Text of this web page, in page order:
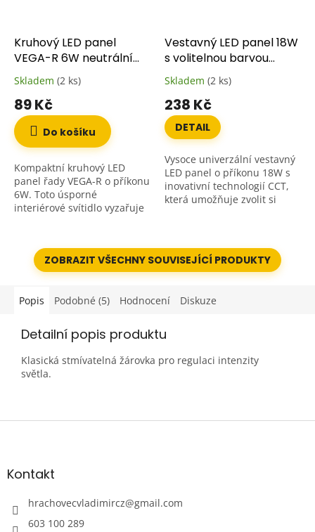
Kruhový LED panel
VEGA-R 6W neutrální
bílá
Skladem (2 ks)
89 Kč
Do košíku
Kompaktní kruhový LED
panel řady VEGA-R o příkonu
6W. Toto úsporné
interiérové svítidlo vyzařuje
4000K), které věrně...
Vestavný LED panel 18W
s volitelnou barvou
světla CCT (3000K /
4000K / 6500K)
Skladem (2 ks)
238 Kč
DETAIL
Vysoce univerzální vestavný
LED panel o příkonu 18W s
inovativní technologií CCT,
která umožňuje zvolit si
na...
ZOBRAZIT VŠECHNY SOUVISEJÍCÍ PRODUKTY
Popis Podobné (5) Hodnocení Diskuze
Detailní popis produktu
Klasická stmívatelná žárovka pro regulaci intenzity
světla.
Z
aKontakt
hrachovecvladimircz@gmail.com
603 100 289